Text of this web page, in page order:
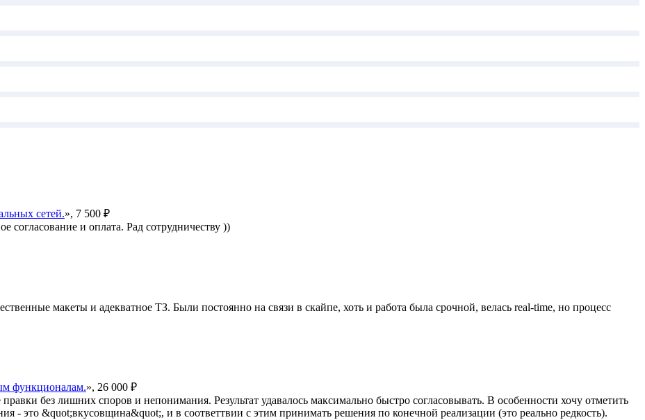
сетей.», 7 500 ₽
согласование и оплата. Рад сотрудничеству ))
макеты и адекватное ТЗ. Были постоянно на связи в скайпе, хоть и работа была срочной, велась real-time, но процесс
функционалам.», 26 000 ₽
без лишних споров и непонимания. Результат удавалось максимально быстро согласовывать. В особенности хочу отметить
- это &quot;вкусовщина&quot;, и в соответтвии с этим принимать решения по конечной реализации (это реально редкость).